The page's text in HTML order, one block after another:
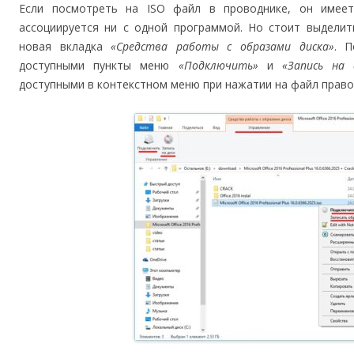
Если посмотреть на ISO файл в проводнике, он
ассоциируется ни с одной программой. Но стоит
новая вкладка«Средства работы с образами диска».
доступными пункты меню «Подключить» и «Запись на
доступными в контекстном меню при нажатии на файл